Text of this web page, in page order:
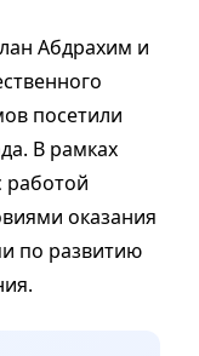
Абдрахим и
посетили
В рамках
работой
оказания
по развитию